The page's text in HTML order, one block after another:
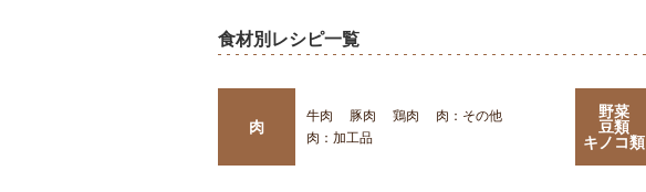
食材別レシピ一覧
肉
牛肉 豚肉 鶏肉
肉：その他
肉：加工品
野菜
豆類
キノコ類